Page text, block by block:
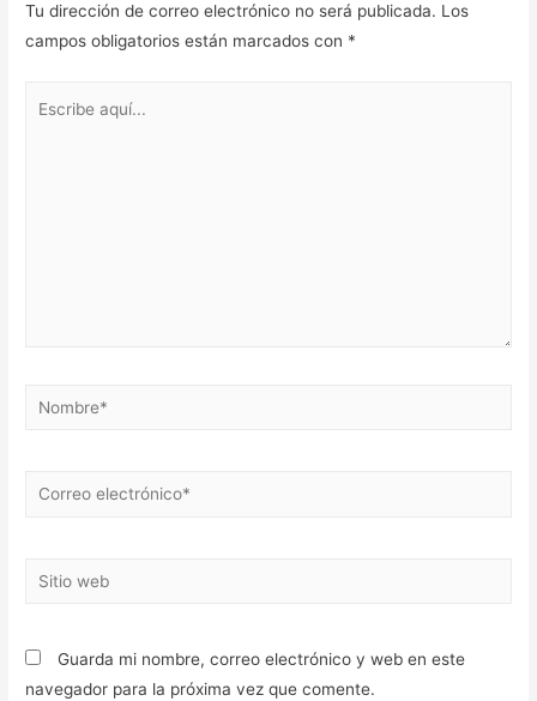
Tu dirección de correo electrónico no será publicada. Los
campos obligatorios están marcados con *
Nombre*
Correo
Sitio
Guarda mi nombre, correo electrónico y web en este
navegador para la próxima vez que comente.